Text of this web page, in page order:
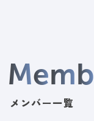
Memb
メンバー一覧